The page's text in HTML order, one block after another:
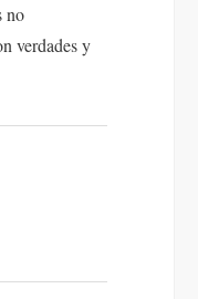
no
verdades y